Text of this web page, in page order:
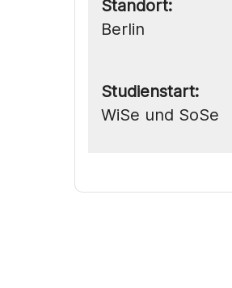
Standort:
Berlin
Studienstart:
WiSe und SoSe